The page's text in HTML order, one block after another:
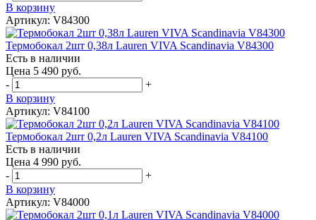
В корзину
Артикул: V84300
Термобокал 2шт 0,38л Lauren VIVA Scandinavia V84300
Есть в наличии
Цена 5 490 руб.
-
+
В корзину
Артикул: V84100
Термобокал 2шт 0,2л Lauren VIVA Scandinavia V84100
Есть в наличии
Цена 4 990 руб.
-
+
В корзину
Артикул: V84000